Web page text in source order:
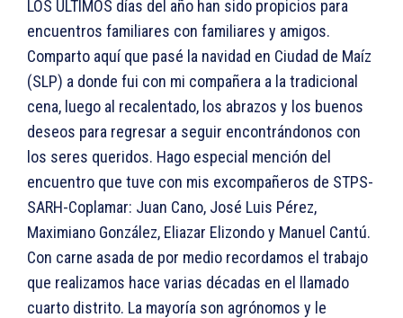
LOS ÚLTIMOS días del año han sido propicios para
encuentros familiares con familiares y amigos.
Comparto aquí que pasé la navidad en Ciudad de Maíz
(SLP) a donde fui con mi compañera a la tradicional
cena, luego al recalentado, los abrazos y los buenos
deseos para regresar a seguir encontrándonos con
los seres queridos. Hago especial mención del
encuentro que tuve con mis excompañeros de STPS-
SARH-Coplamar: Juan Cano, José Luis Pérez,
Maximiano González, Eliazar Elizondo y Manuel Cantú.
Con carne asada de por medio recordamos el trabajo
que realizamos hace varias décadas en el llamado
cuarto distrito. La mayoría son agrónomos y le